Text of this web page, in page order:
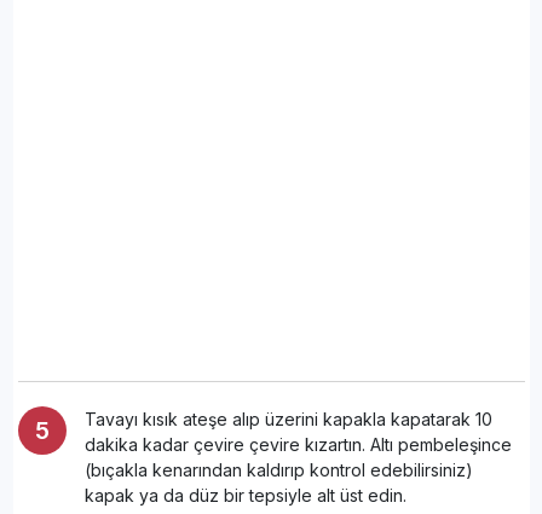
Tavayı kısık ateşe alıp üzerini kapakla kapatarak 10
dakika kadar çevire çevire kızartın. Altı pembeleşince
(bıçakla kenarından kaldırıp kontrol edebilirsiniz)
kapak ya da düz bir tepsiyle alt üst edin.